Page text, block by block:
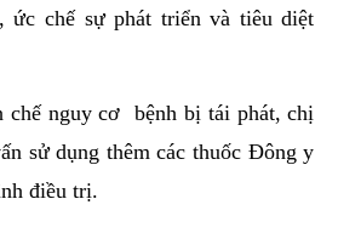
ức chế sự phát triển và tiêu diệt
chế nguy cơ bệnh bị tái phát, chị
sử dụng thêm các thuốc Đông y
điều trị.